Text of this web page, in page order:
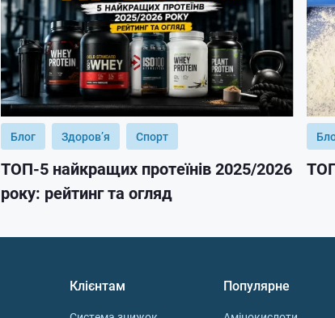
Блог Здоров’я Спорт
ТОП-5 найкращих протеїнів 2025/2026
року: рейтинг та огляд
Клієнтам Популярне